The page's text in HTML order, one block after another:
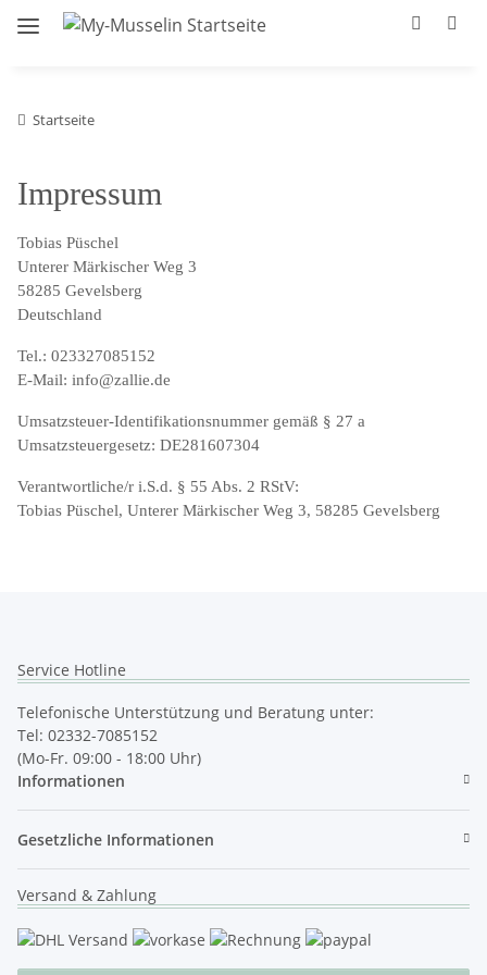
Startseite
Impressum
Tobias Püschel
Unterer Märkischer Weg 3
58285 Gevelsberg
Deutschland
Tel.: 023327085152
E-Mail: info@zallie.de
Umsatzsteuer-Identifikationsnummer gemäß § 27 a
Umsatzsteuergesetz: DE281607304
Verantwortliche/r i.S.d. § 55 Abs. 2 RStV:
Tobias Püschel, Unterer Märkischer Weg 3, 58285 Gevelsberg
Service Hotline
Telefonische Unterstützung und Beratung unter:
Tel: 02332-7085152
(Mo-Fr. 09:00 - 18:00 Uhr)
Informationen
Gesetzliche Informationen
Versand & Zahlung